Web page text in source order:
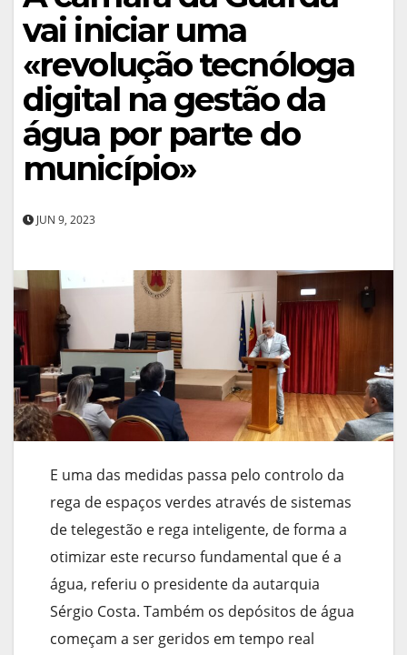
vai iniciar uma
«revolução tecnóloga
digital na gestão da
água por parte do
município»
JUN 9, 2023
E uma das medidas passa pelo controlo da
rega de espaços verdes através de sistemas
de telegestão e rega inteligente, de forma a
otimizar este recurso fundamental que é a
água, referiu o presidente da autarquia
Sérgio Costa. Também os depósitos de água
começam a ser geridos em tempo real